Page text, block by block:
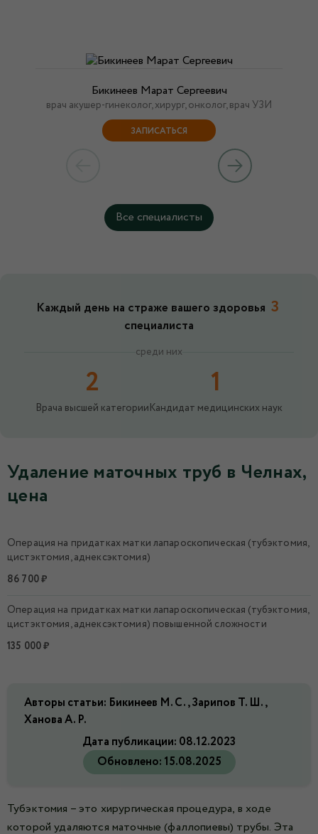
Бикинеев Марат Сергеевич
врач акушер-гинеколог, хирург, онколог, врач УЗИ
ЗАПИСАТЬСЯ
Все специалисты
Каждый день на страже вашего здоровья 3
специалиста
среди них
2
Врача высшей категории
1
Кандидат медицинских наук
Удаление маточных труб в Челнах,
цена
Операция на придатках матки лапароскопическая (тубэктомия,
цистэктомия, аднексэктомия)
86 700 ₽
Операция на придатках матки лапароскопическая (тубэктомия,
цистэктомия, аднексэктомия) повышенной сложности
135 000 ₽
Авторы статьи: Бикинеев М. С., Зарипов Т. Ш.,
Ханова А. Р.
Дата публикации: 08.12.2023
Обновлено: 15.08.2025
Тубэктомия – это хирургическая процедура, в ходе
которой удаляются маточные (фаллопиевы) трубы. Эта